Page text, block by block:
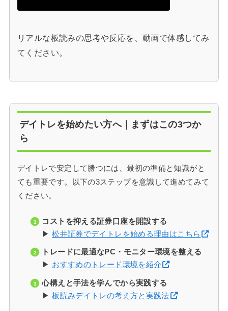
リアルな板読みの思考や反応を、動画で体感してみ
てください。
デイトレを始めたい方へ｜まずはこの3つか
ら
デイトレで安定して勝つには、最初の準備と知識がと
ても重要です。以下の3ステップを意識して進めてみて
ください。
コストを抑える証券口座を開設する
▶松井証券でデイトレを始める理由はこちら
トレードに最適なPC・モニター環境を整える
▶ おすすめのトレード環境を紹介
心構えと手法を学んでから実践する
▶板読みデイトレの考え方と実践法